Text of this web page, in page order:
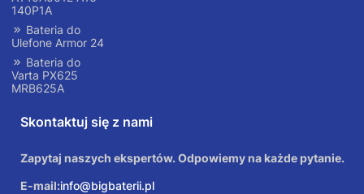
140P1A
Bateria do
Ulefone Armor 24
Bateria do
Varta PX625
MRB625A
Skontaktuj się z nami
Zapytaj naszych ekspertów. Odpowiemy na każde pytanie.
E-mail:info@bigbaterii.pl